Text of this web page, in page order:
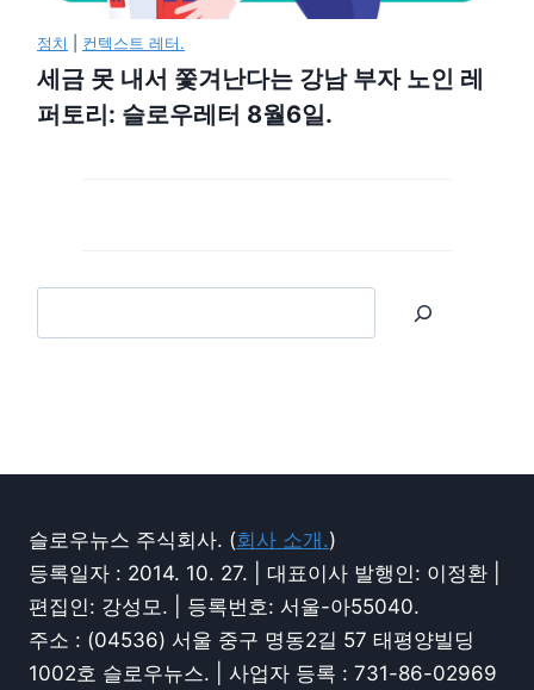
정치 컨텍스트 레터.
세금 못 내서 쫓겨난다는 강남 부자 노인 레
퍼토리: 슬로우레터 8월6일.
슬로우뉴스 주식회사. (회사 소개.)
등록일자 : 2014. 10. 27. | 대표이사 발행인: 이정환 |
편집인: 강성모. | 등록번호: 서울-아55040.
주소 : (04536) 서울 중구 명동2길 57 태평양빌딩
1002호 슬로우뉴스. | 사업자 등록 : 731-86-02969